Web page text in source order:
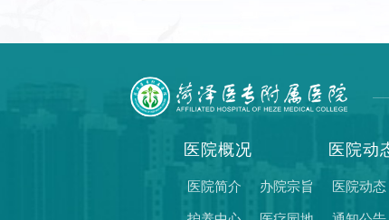
医院概况
医院简介 办院宗旨
医院动
医院动态